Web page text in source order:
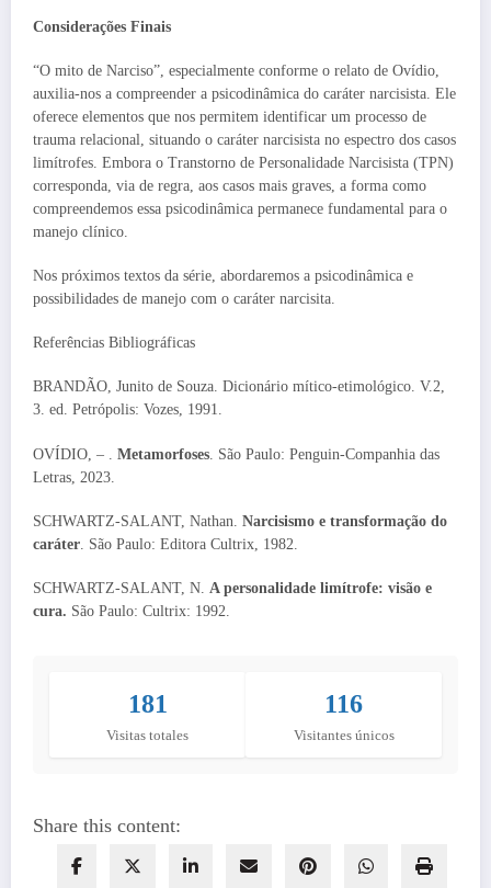
Considerações Finais
“O mito de Narciso”, especialmente conforme o relato de Ovídio,
auxilia-nos a compreender a psicodinâmica do caráter narcisista. Ele
oferece elementos que nos permitem identificar um processo de
trauma relacional, situando o caráter narcisista no espectro dos casos
limítrofes. Embora o Transtorno de Personalidade Narcisista (TPN)
corresponda, via de regra, aos casos mais graves, a forma como
compreendemos essa psicodinâmica permanece fundamental para o
manejo clínico.
Nos próximos textos da série, abordaremos a psicodinâmica e
possibilidades de manejo com o caráter narcisita.
Referências Bibliográficas
BRANDÃO, Junito de Souza. Dicionário mítico-etimológico. V.2,
3. ed. Petrópolis: Vozes, 1991.
OVÍDIO, – . Metamorfoses . São Paulo: Penguin-Companhia das
Letras, 2023.
SCHWARTZ-SALANT, Nathan. Narcisismo e transformação do
caráter . São Paulo: Editora Cultrix, 1982.
SCHWARTZ-SALANT, N. A personalidade limítrofe: visão e
cura. São Paulo: Cultrix: 1992.
181
Visitas totales
116
Visitantes únicos
Share this content: